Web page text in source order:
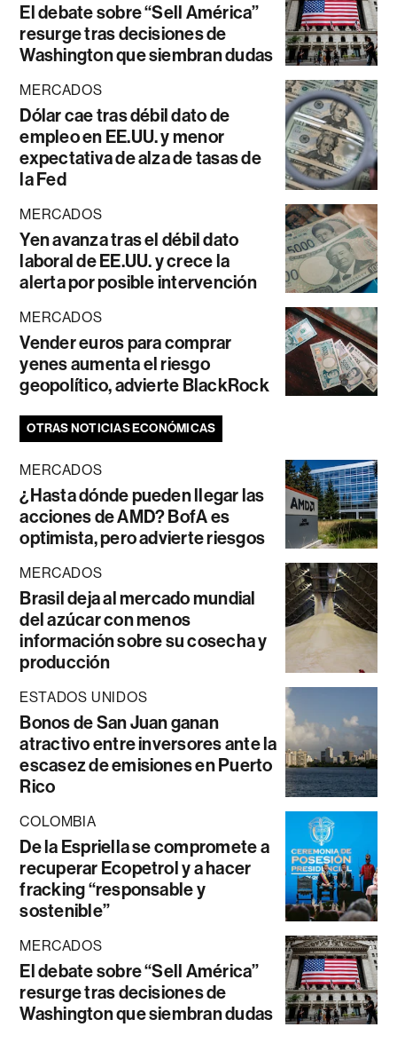
El debate sobre “Sell América”
resurge tras decisiones de
Washington que siembran dudas
MERCADOS
Dólar cae tras débil dato de
empleo en EE.UU. y menor
expectativa de alza de tasas de
la Fed
MERCADOS
Yen avanza tras el débil dato
laboral de EE.UU. y crece la
alerta por posible intervención
MERCADOS
Vender euros para comprar
yenes aumenta el riesgo
geopolítico, advierte BlackRock
OTRAS NOTICIAS ECONÓMICAS
MERCADOS
¿Hasta dónde pueden llegar las
acciones de AMD? BofA es
optimista, pero advierte riesgos
MERCADOS
Brasil deja al mercado mundial
del azúcar con menos
información sobre su cosecha y
producción
ESTADOS UNIDOS
Bonos de San Juan ganan
atractivo entre inversores ante la
escasez de emisiones en Puerto
Rico
COLOMBIA
De la Espriella se compromete a
recuperar Ecopetrol y a hacer
fracking “responsable y
sostenible”
MERCADOS
El debate sobre “Sell América”
resurge tras decisiones de
Washington que siembran dudas